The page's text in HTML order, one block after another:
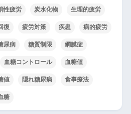
性疲労 炭水化物 生理的疲労
復 疲労対策 疾患 病的疲労
尿病 糖質制限 網膜症
血糖コントロール 血糖値
値 隠れ糖尿病 食事療法
糖